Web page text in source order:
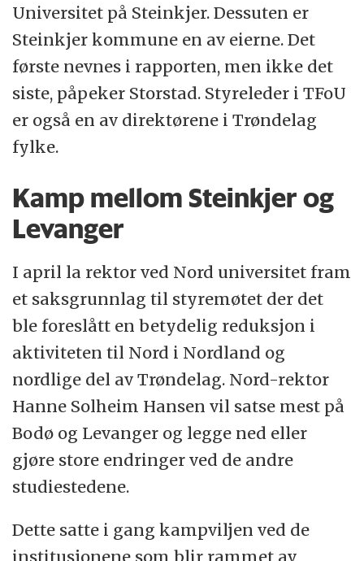
Universitet på Steinkjer. Dessuten er
Steinkjer kommune en av eierne. Det
første nevnes i rapporten, men ikke det
siste, påpeker Storstad. Styreleder i TFoU
er også en av direktørene i Trøndelag
fylke.
Kamp mellom Steinkjer og
Levanger
I april la rektor ved Nord universitet fram
et saksgrunnlag til styremøtet der det
ble foreslått en betydelig reduksjon i
aktiviteten til Nord i Nordland og
nordlige del av Trøndelag. Nord-rektor
Hanne Solheim Hansen vil satse mest på
Bodø og Levanger og legge ned eller
gjøre store endringer ved de andre
studiestedene.
Dette satte i gang kampviljen ved de
institusjonene som blir rammet av